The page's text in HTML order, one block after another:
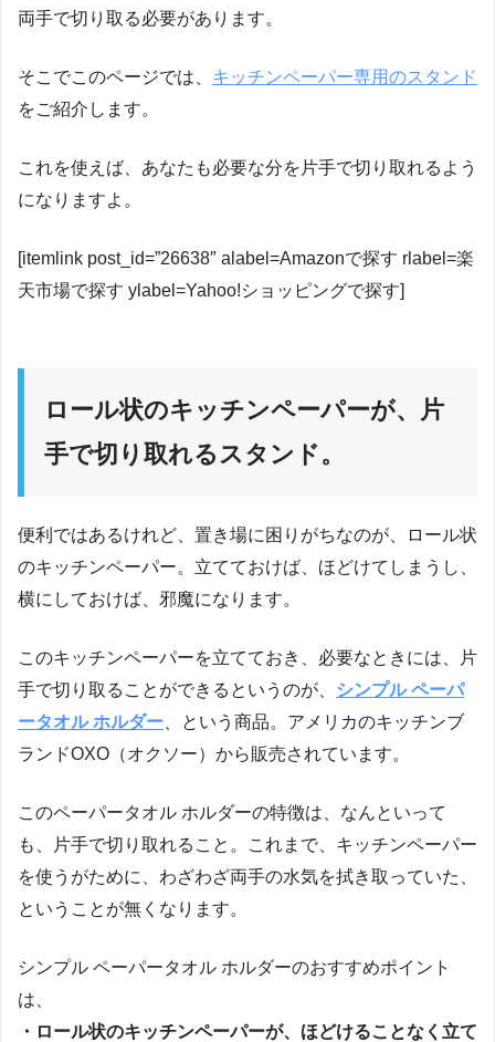
両手で切り取る必要があります。
そこでこのページでは、 キッチンペーパー専用のスタンド
をご紹介します。
これを使えば、あなたも必要な分を片手で切り取れるよう
になりますよ。
[itemlink post_id=”26638″ alabel=Amazonで探す rlabel=楽
天市場で探す ylabel=Yahoo!ショッピングで探す]
ロール状のキッチンペーパーが、片
手で切り取れるスタンド。
便利ではあるけれど、置き場に困りがちなのが、ロール状
のキッチンペーパー。立てておけば、ほどけてしまうし、
横にしておけば、邪魔になります。
このキッチンペーパーを立てておき、必要なときには、片
手で切り取ることができるというのが、 シンプル ペーパ
ータオル ホルダー 、という商品。アメリカのキッチンブ
ランドOXO（オクソー）から販売されています。
このペーパータオル ホルダーの特徴は、なんといって
も、片手で切り取れること。これまで、キッチンペーパー
を使うがために、わざわざ両手の水気を拭き取っていた、
ということが無くなります。
シンプル ペーパータオル ホルダーのおすすめポイント
は、
・ロール状のキッチンペーパーが、ほどけることなく立て